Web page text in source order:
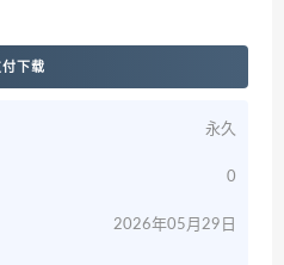
付下载
永久
0
2026年05月29日